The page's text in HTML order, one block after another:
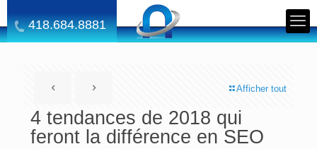
418.684.8881
Afficher tout
4 tendances de 2018 qui
feront la différence en SEO